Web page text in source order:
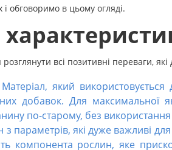
і обговоримо в цьому огляді.
всі позитивні переваги,
Матеріал, який
добавок. Для максимальної
по-старому, без
з параметрів, які дуже важливі
компонента рослин, яке